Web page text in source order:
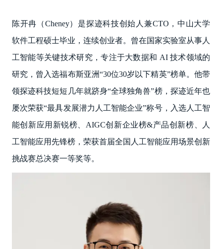
陈开冉（Cheney）是探迹科技创始人兼CTO，中山大学
软件工程硕士毕业，连续创业者。曾在国家实验室从事人
工智能等关键技术研究，专注于大数据和 AI 技术领域的
研究，曾入选福布斯亚洲“30位30岁以下精英”榜单。他带
领探迹科技短短几年就跻身“全球独角兽”榜，探迹近年也
屡次荣获“最具发展潜力人工智能企业”称号，入选人工智
能创新应用新锐榜、AIGC创新企业榜&产品创新榜、人
工智能应用先锋榜，荣获首届全国人工智能应用场景创新
挑战赛总决赛一等奖等。